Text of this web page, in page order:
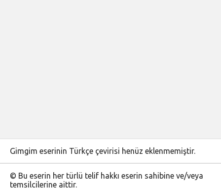
Gimgim eserinin Türkçe çevirisi henüz eklenmemiştir.
© Bu eserin her türlü telif hakkı eserin sahibine ve/veya
temsilcilerine aittir.